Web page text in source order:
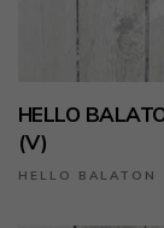
HELLO
(V)
HELLO BALATON